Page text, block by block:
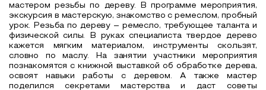
мастером резьбы по дереву. В программе мероприятия,
экскурсия в мастерскую, знакомство с ремеслом, пробный
урок. Резьба по дереву – ремесло, требующее таланта и
физической силы. В руках специалиста твердое дерево
кажется мягким материалом, инструменты скользят,
словно по маслу. На занятии участники мероприятия
познакомятся с книжной выставкой об обработке дерева,
освоят навыки работы с деревом. А также мастер
поделился секретами мастерства и даст советы